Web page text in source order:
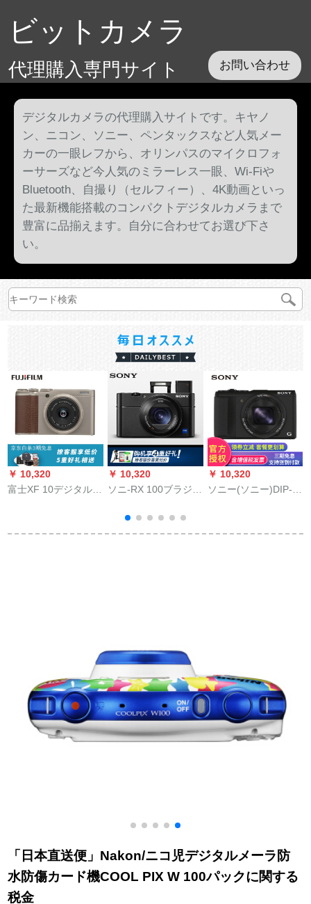
ビットカメラ
代理購入専門サイト お問い合わせ
デジタルカメラの代理購入サイトです。キヤノ
ン、ニコン、ソニー、ペンタックスなど人気メー
カーの一眼レフから、オリンパスのマイクロフォ
ーサーズなど今人気のミラーレス一眼、Wi-Fiや
Bluetooth、自撮り（セルフィー）、4K動画といっ
た最新機能搭載のコンパクトデジタルカメラまで
豊富に品揃えます。自分に合わせてお選び下さ
い。
￥ 10,320
富士XF 10デジタル
WiFi 4 Kシャルゴド公
￥ 10,320
ソニ-RX 100ブラジッ
￥ 10,320
ソニー(ソニー)DIP-
机能セト3黒
「日本直送便」Nakon/ニコ児デジタルメーラ防
水防傷カード機COOL PIX W 100パックに関する
税金